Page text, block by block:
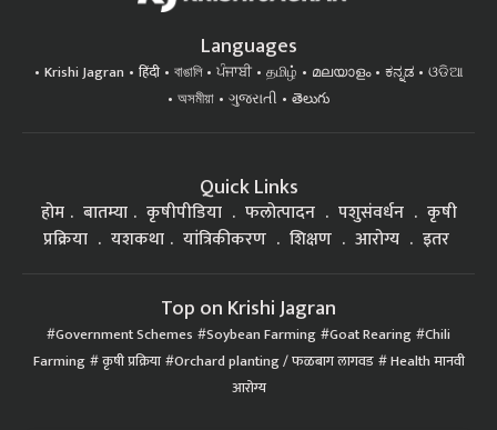
Languages
Krishi Jagran हिंदी বাঙালি ਪੰਜਾਬੀ தமிழ் മലയാളം ಕನ್ನಡ
ଓଡିଆ
অসমীয়া
ગુજરાતી తెలుగు
Quick Links
होम बातम्या कृषीपीडिया फलोत्पादन पशुसंवर्धन
कृषी
प्रक्रिया
यशकथा यांत्रिकीकरण शिक्षण आरोग्य इतर
Top on Krishi Jagran
Government Schemes Soybean Farming Goat Rearing Chili
Farming कृषी प्रक्रिया Orchard planting / फळबाग लागवड Health मानवी
आरोग्य